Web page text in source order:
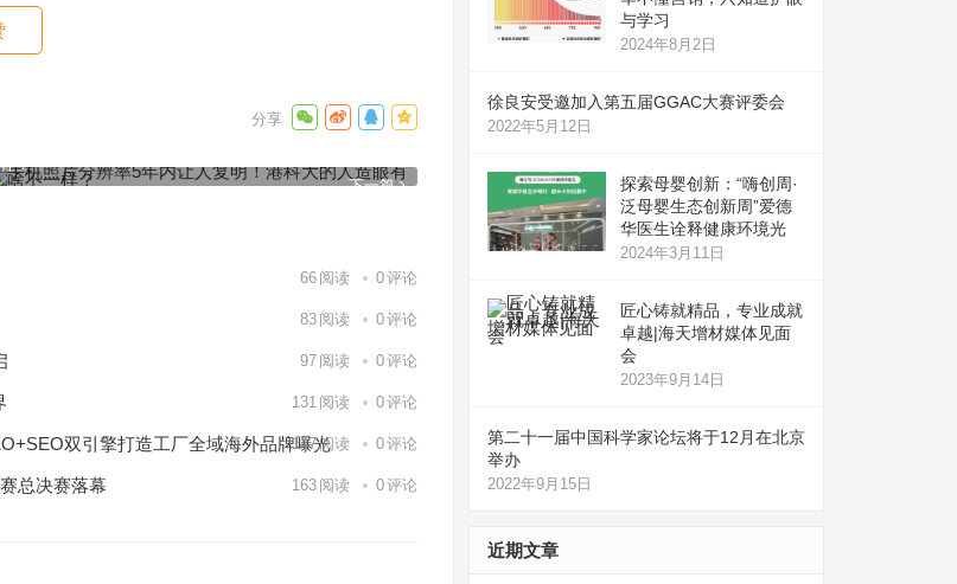
下一篇
样？
66 阅读 0评论
83 阅读 0评论
97 阅读 0评论
131 阅读 0评论
双引擎打造工厂全域海外品牌曝光
147阅读 0评论
总决赛落幕 163 阅读 0评论
与学习
2024年8月2日
徐良安受邀加入第五届GGAC大赛评委会
2022年5月12日
探索母婴创新：“嗨创周·
泛母婴生态创新周”爱德
华医生诠释健康环境光
2024年3月11日
匠心铸就精品，专业成就
卓越|海天增材媒体见面
会
2023年9月14日
第二十一届中国科学家论坛将于12月在北京
举办
2022年9月15日
近期文章